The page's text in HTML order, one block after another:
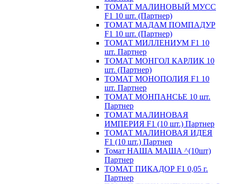
ТОМАТ МАЛИНОВЫЙ МУСС
F1 10 шт. (Партнер)
ТОМАТ МАДАМ ПОМПАДУР
F1 10 шт. (Партнер)
ТОМАТ МИЛЛЕНИУМ F1 10
шт. Партнер
ТОМАТ МОНГОЛ КАРЛИК 10
шт. (Партнер)
ТОМАТ МОНОПОЛИЯ F1 10
шт. Партнер
ТОМАТ МОНПАНСЬЕ 10 шт.
Партнер
ТОМАТ МАЛИНОВАЯ
ИМПЕРИЯ F1 (10 шт.) Партнер
ТОМАТ МАЛИНОВАЯ ИДЕЯ
F1 (10 шт.) Партнер
Томат НАША МАША ^(10шт)
Партнер
ТОМАТ ПИКАДОР F1 0,05 г.
Партнер